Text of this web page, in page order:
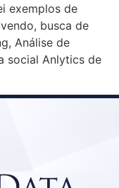
exemplos de
busca de
Análise de
social Anlytics de